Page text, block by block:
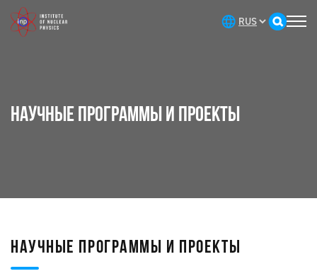
НАУЧНЫЕ ПРОГРАММЫ И ПРОЕКТЫ
НАУЧНЫЕ ПРОГРАММЫ И ПРОЕКТЫ